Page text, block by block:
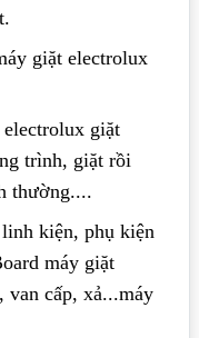
giặt electrolux
giặt
trình, giặt rồi
thường....
kiện, phụ kiện
máy giặt
van cấp, xả...máy